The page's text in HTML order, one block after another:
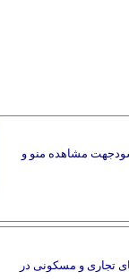
شودجهت مشاهده منو و
پنجره واحدهای تجاری و مسکونی در